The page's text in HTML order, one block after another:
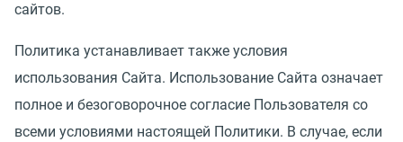
сайтов.
Политика устанавливает также условия
использования Сайта. Использование Сайта означает
полное и безоговорочное согласие Пользователя со
всеми условиями настоящей Политики. В случае, если